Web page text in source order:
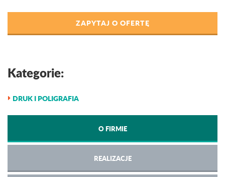
ZAPYTAJ O OFERTĘ
Kategorie:
DRUK I POLIGRAFIA
O FIRMIE
REALIZACJE